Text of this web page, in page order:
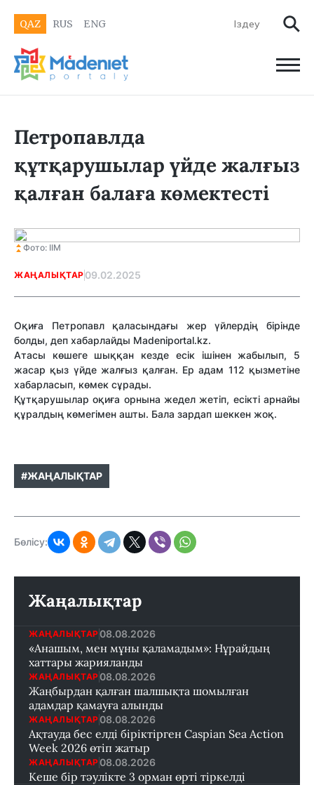
QAZ RUS ENG
Петропавлда
құтқарушылар үйде жалғыз
қалған балаға көмектесті
Фото: ІІМ
ЖАҢАЛЫҚТАР 09.02.2025
Оқиға Петропавл қаласындағы жер үйлердің бірінде
болды, деп хабарлайды Madeniportal.kz.
Атасы көшеге шыққан кезде есік ішінен жабылып, 5
жасар қыз үйде жалғыз қалған. Ер адам 112 қызметіне
хабарласып, көмек сұрады.
Құтқарушылар оқиға орнына жедел жетіп, есікті арнайы
құралдың көмегімен ашты. Бала зардап шеккен жоқ.
#ЖАҢАЛЫҚТАР
Бөлісу:
Жаңалықтар
ЖАҢАЛЫҚТАР 08.08.2026
«Анашым, мен мұны қаламадым»: Нұрайдың
хаттары жарияланды
ЖАҢАЛЫҚТАР 08.08.2026
Жаңбырдан қалған шалшықта шомылған
адамдар қамауға алынды
ЖАҢАЛЫҚТАР 08.08.2026
Ақтауда бес елді біріктірген Caspian Sea Action
Week 2026 өтіп жатыр
ЖАҢАЛЫҚТАР 08.08.2026
Кеше бір тәулікте 3 орман өрті тіркелді